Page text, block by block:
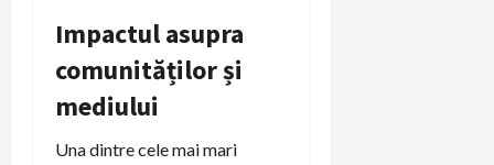
Impactul asupra
comunităților și
mediului
Una dintre cele mai mari